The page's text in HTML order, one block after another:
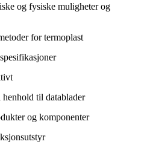
og fysiske muligheter og
for termoplast
henhold til datablader
og komponenter